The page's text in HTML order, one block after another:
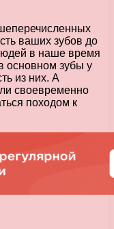
ваших зубов до
в наше время
основном зубы у
из них. А
своевременно
походом к